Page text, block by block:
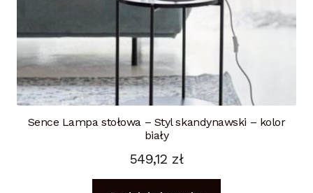
Sence Lampa stołowa – Styl skandynawski – kolor
biały
549,12 zł